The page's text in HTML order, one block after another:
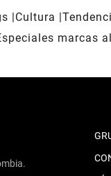
Cultura
marcas